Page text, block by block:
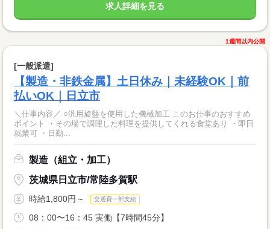
求人詳細を見る
1週間以内公開
[一般派遣]
【製造・非鉄金属】土日休み｜未経験OK｜前
払いOK｜日立市
＼仕事内容／ ○汎用旋盤を使用した機械加工 このお仕事のおすすめ
ポイント ・その場で調理した料理を提供してくれる食堂あり ・即日
就業可 ・日勤...
製造（組立・加工）
茨城県日立市/常陸多賀駅
時給1,800円～ 交通費一部支給
08：00〜16：45 実働【7時間45分】